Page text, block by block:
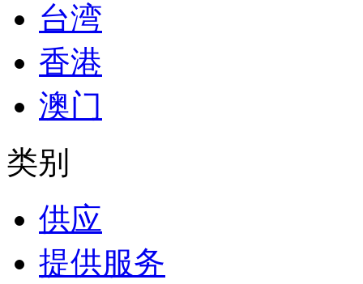
台湾
香港
澳门
类别
供应
提供服务